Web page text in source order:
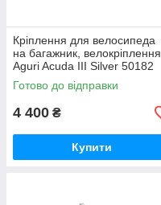
Кріплення для велосипеда
на багажник, велокріплення
Aguri Acuda III Silver 50182
Готово до відправки
4 400 ₴
Купити